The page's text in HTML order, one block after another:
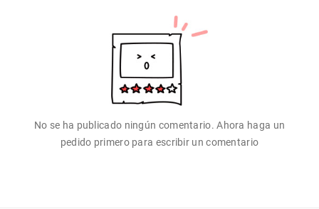
No se ha publicado ningún comentario. Ahora haga un
pedido primero para escribir un comentario